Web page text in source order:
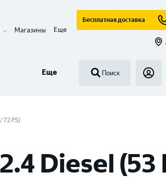
Магазины Еще
Бесплатная доставка
Еще Поиск
72 PS)
Diesel (53